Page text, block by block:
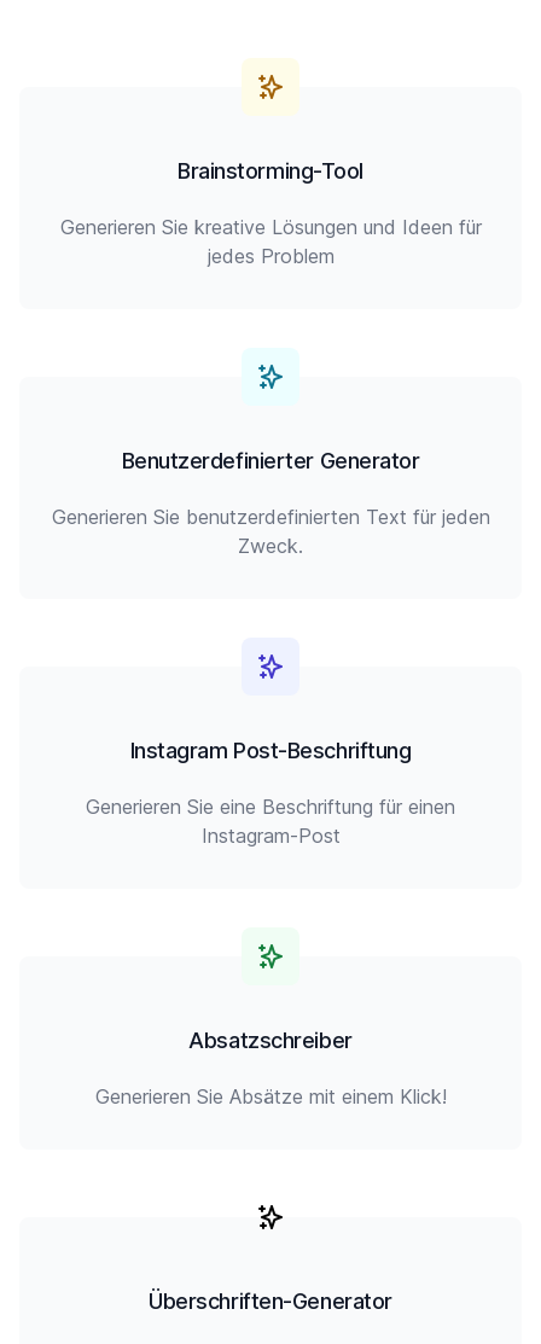
Brainstorming-Tool
Generieren Sie kreative Lösungen und Ideen für
jedes Problem
Benutzerdefinierter Generator
Generieren Sie benutzerdefinierten Text für jeden
Zweck.
Instagram Post-Beschriftung
Generieren Sie eine Beschriftung für einen
Instagram-Post
Absatzschreiber
Generieren Sie Absätze mit einem Klick!
Überschriften-Generator